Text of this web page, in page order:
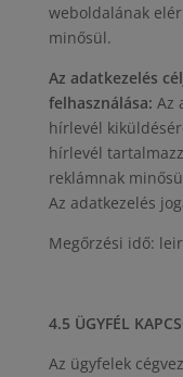
weboldalának
minősül.
Az adatkezelés
felhasználása: Az
hírlevél
hírlevél
reklámnak
Az adatkezelés
Megőrzési idő:
4.5 ÜGYFÉL
Az ügyfelek